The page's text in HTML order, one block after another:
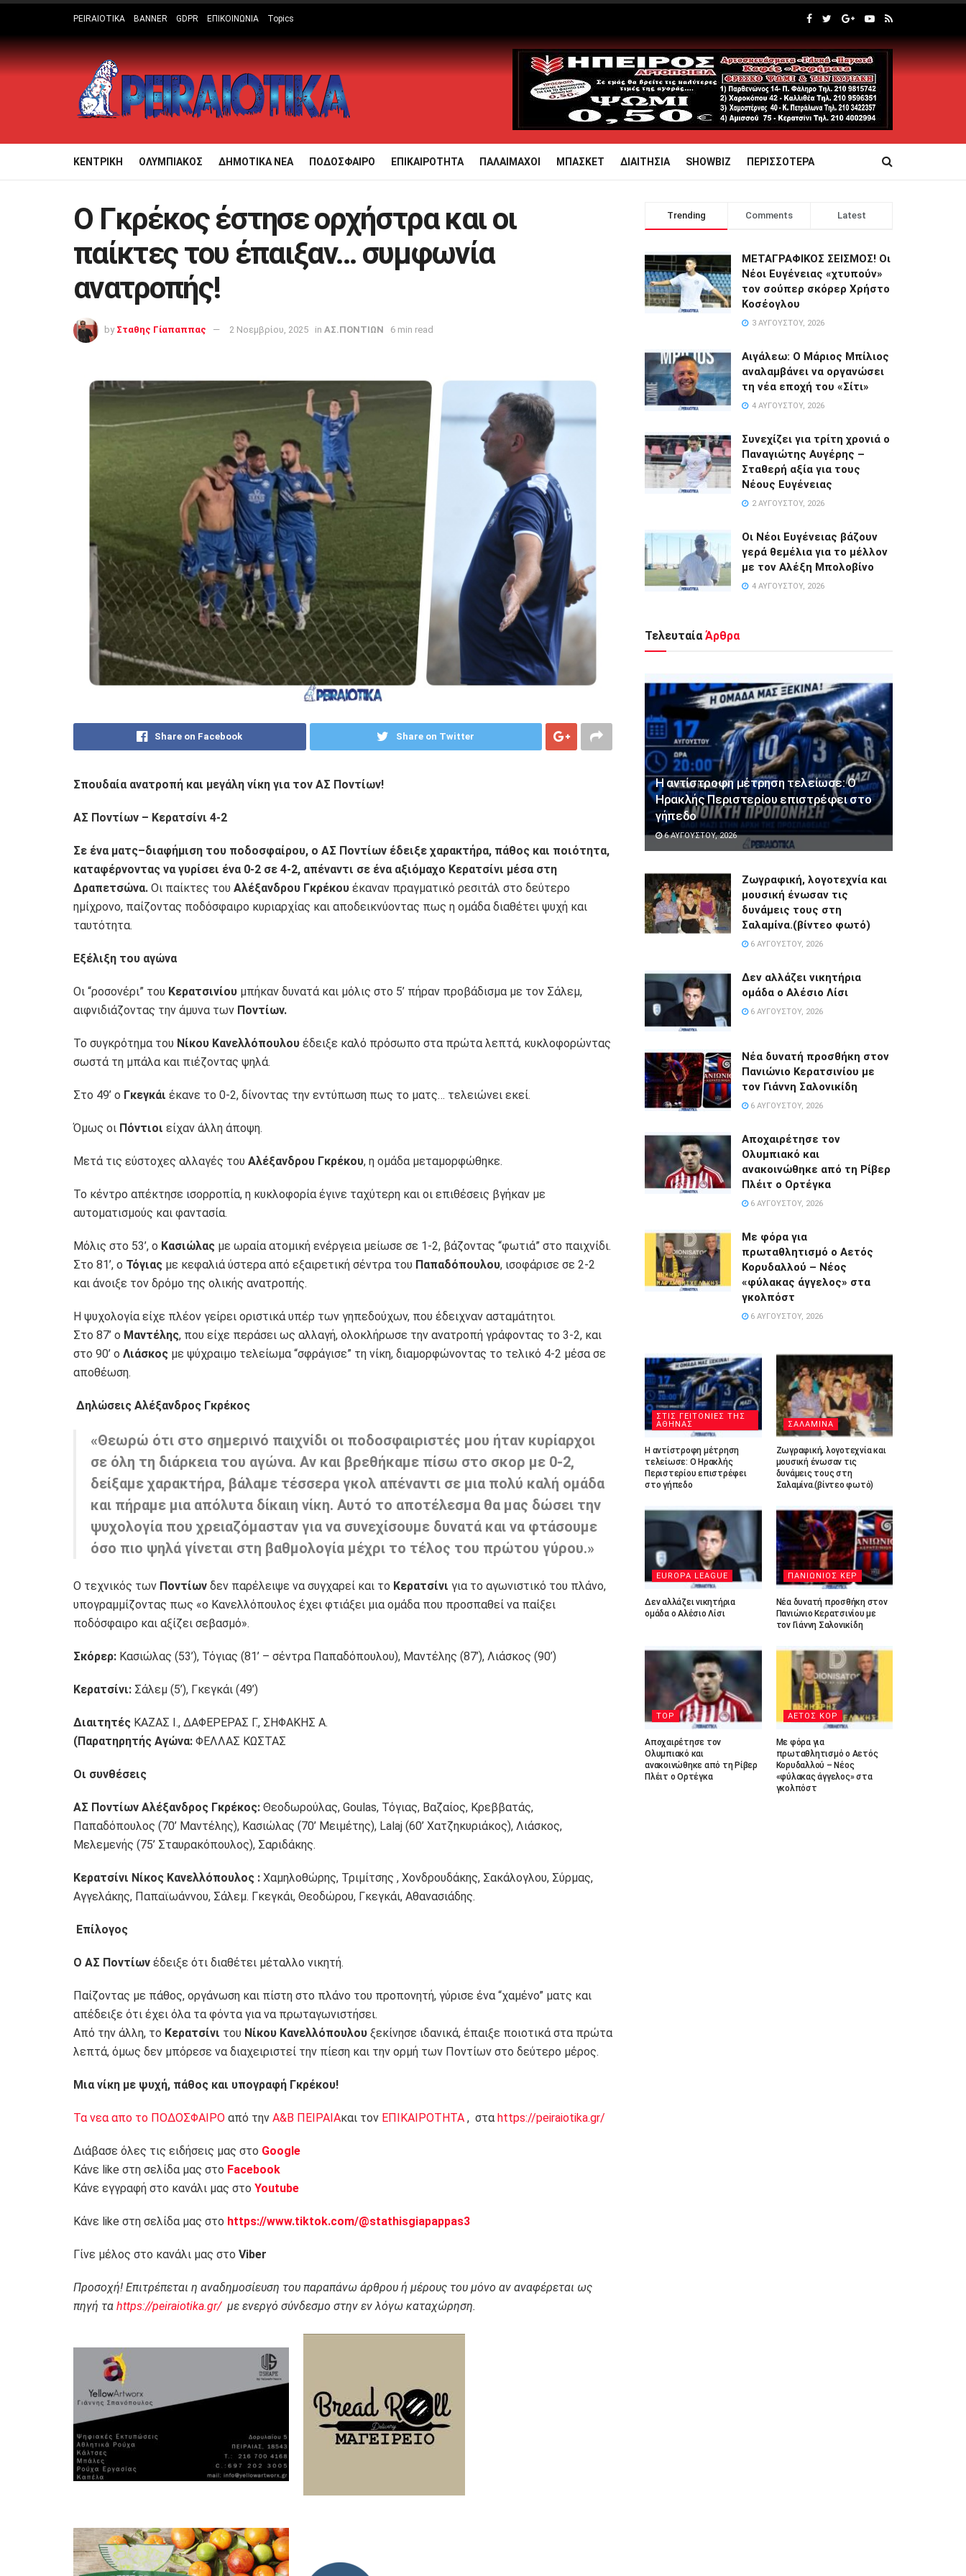
PEIRAIOTIKA BANNER GDPR ΕΠΙΚΟΙΝΩΝΙΑ Topics
ΚΕΝΤΡΙΚΗ ΟΛΥΜΠΙΑΚΟΣ ΔΗΜΟΤΙΚΑ ΝΕΑ ΠΟΔΟΣΦΑΙΡΟ ΕΠΙΚΑΙΡΟΤΗΤΑ ΠΑΛΑΙΜΑΧΟΙ ΜΠΑΣΚΕΤ ΔΙΑΙΤΗΣΙΑ SHOWBIZ ΠΕΡΙΣΣΟΤΕΡΑ
Ο Γκρέκος έστησε ορχήστρα και οι
παίκτες του έπαιξαν… συμφωνία
ανατροπής!
by Σταθης Γίαπαππας 2 Νοεμβρίου, 2025 in ΑΣ.ΠΟΝΤΙΩΝ 6 min read
Share on Facebook Share on Twitter
Σπουδαία ανατροπή και μεγάλη νίκη για τον ΑΣ Ποντίων!
ΑΣ Ποντίων – Κερατσίνι 4-2
Σε ένα ματς–διαφήμιση του ποδοσφαίρου, ο ΑΣ Ποντίων έδειξε χαρακτήρα, πάθος και ποιότητα,
καταφέρνοντας να γυρίσει ένα 0-2 σε 4-2, απέναντι σε ένα αξιόμαχο Κερατσίνι μέσα στη
Δραπετσώνα. Οι παίκτες του Αλέξανδρου Γκρέκου έκαναν πραγματικό ρεσιτάλ στο δεύτερο
ημίχρονο, παίζοντας ποδόσφαιρο κυριαρχίας και αποδεικνύοντας πως η ομάδα διαθέτει ψυχή και
ταυτότητα.
Εξέλιξη του αγώνα
Οι “ροσονέρι” του Κερατσινίου μπήκαν δυνατά και μόλις στο 5’ πήραν προβάδισμα με τον Σάλεμ,
αιφνιδιάζοντας την άμυνα των Ποντίων.
Το συγκρότημα του Νίκου Κανελλόπουλου έδειξε καλό πρόσωπο στα πρώτα λεπτά, κυκλοφορώντας
σωστά τη μπάλα και πιέζοντας ψηλά.
Στο 49’ ο Γκεγκάι έκανε το 0-2, δίνοντας την εντύπωση πως το ματς… τελειώνει εκεί.
Όμως οι Πόντιοι είχαν άλλη άποψη.
Μετά τις εύστοχες αλλαγές του Αλέξανδρου Γκρέκου, η ομάδα μεταμορφώθηκε.
Το κέντρο απέκτησε ισορροπία, η κυκλοφορία έγινε ταχύτερη και οι επιθέσεις βγήκαν με
αυτοματισμούς και φαντασία.
Μόλις στο 53’, ο Κασιώλας με ωραία ατομική ενέργεια μείωσε σε 1-2, βάζοντας “φωτιά” στο παιχνίδι.
Στο 81’, ο Τόγιας με κεφαλιά ύστερα από εξαιρετική σέντρα του Παπαδόπουλου, ισοφάρισε σε 2-2
και άνοιξε τον δρόμο της ολικής ανατροπής.
Η ψυχολογία είχε πλέον γείρει οριστικά υπέρ των γηπεδούχων, που έδειχναν ασταμάτητοι.
Στο 87’ ο Μαντέλης, που είχε περάσει ως αλλαγή, ολοκλήρωσε την ανατροπή γράφοντας το 3-2, και
στο 90’ ο Λιάσκος με ψύχραιμο τελείωμα “σφράγισε” τη νίκη, διαμορφώνοντας το τελικό 4-2 μέσα σε
αποθέωση.
Δηλώσεις Αλέξανδρος Γκρέκος
«Θεωρώ ότι στο σημερινό παιχνίδι οι ποδοσφαιριστές μου ήταν κυρίαρχοι
σε όλη τη διάρκεια του αγώνα. Αν και βρεθήκαμε πίσω στο σκορ με 0-2,
δείξαμε χαρακτήρα, βάλαμε τέσσερα γκολ απέναντι σε μια πολύ καλή ομάδα
και πήραμε μια απόλυτα δίκαιη νίκη. Αυτό το αποτέλεσμα θα μας δώσει την
ψυχολογία που χρειαζόμασταν για να συνεχίσουμε δυνατά και να φτάσουμε
όσο πιο ψηλά γίνεται στη βαθμολογία μέχρι το τέλος του πρώτου γύρου.»
Ο τεχνικός των Ποντίων δεν παρέλειψε να συγχαρεί και το Κερατσίνι για το αγωνιστικό του πλάνο,
υπογραμμίζοντας πως «ο Κανελλόπουλος έχει φτιάξει μια ομάδα που προσπαθεί να παίξει
ποδόσφαιρο και αξίζει σεβασμό».
Σκόρερ: Κασιώλας (53’), Τόγιας (81’ – σέντρα Παπαδόπουλου), Μαντέλης (87’), Λιάσκος (90’)
Κερατσίνι: Σάλεμ (5’), Γκεγκάι (49’)
Διαιτητές ΚΑΖΑΣ Ι., ΔΑΦΕΡΕΡΑΣ Γ., ΣΗΦΑΚΗΣ Α.
(Παρατηρητής Αγώνα: ΦΕΛΛΑΣ ΚΩΣΤΑΣ
Οι συνθέσεις
ΑΣ Ποντίων Αλέξανδρος Γκρέκος: Θεοδωρούλας, Goulas, Τόγιας, Βαζαίος, Κρεββατάς,
Παπαδόπουλος (70’ Μαντέλης), Κασιώλας (70’ Μειμέτης), Lalaj (60’ Χατζηκυριάκος), Λιάσκος,
Μελεμενής (75’ Σταυρακόπουλος), Σαριδάκης.
Κερατσίνι Νίκος Κανελλόπουλος : Χαμηλοθώρης, Τριμίτσης , Χονδρουδάκης, Σακάλογλου, Σύρμας,
Αγγελάκης, Παπαϊωάννου, Σάλεμ. Γκεγκάι, Θεοδώρου, Γκεγκάι, Αθανασιάδης.
Επίλογος
Ο ΑΣ Ποντίων έδειξε ότι διαθέτει μέταλλο νικητή.
Παίζοντας με πάθος, οργάνωση και πίστη στο πλάνο του προπονητή, γύρισε ένα “χαμένο” ματς και
απέδειξε ότι έχει όλα τα φόντα για να πρωταγωνιστήσει.
Από την άλλη, το Κερατσίνι του Νίκου Κανελλόπουλου ξεκίνησε ιδανικά, έπαιξε ποιοτικά στα πρώτα
λεπτά, όμως δεν μπόρεσε να διαχειριστεί την πίεση και την ορμή των Ποντίων στο δεύτερο μέρος.
Μια νίκη με ψυχή, πάθος και υπογραφή Γκρέκου!
Τα νεα απο το ΠΟΔΟΣΦΑΙΡΟ από την Α&Β ΠΕΙΡΑΙΑκαι τον ΕΠΙΚΑΙΡΟΤΗΤΑ , στα https://peiraiotika.gr/
Διάβασε όλες τις ειδήσεις μας στο Google
Κάνε like στη σελίδα μας στο Facebook
Κάνε εγγραφή στο κανάλι μας στο Youtube
Κάνε like στη σελίδα μας στο https://www.tiktok.com/@stathisgiapappas3
Γίνε μέλος στο κανάλι μας στο Viber
Προσοχή! Επιτρέπεται η αναδημοσίευση του παραπάνω άρθρου ή μέρους του μόνο αν αναφέρεται ως
πηγή τα https://peiraiotika.gr/με ενεργό σύνδεσμο στην εν λόγω καταχώρηση.
Trending Comments Latest
ΜΕΤΑΓΡΑΦΙΚΟΣ ΣΕΙΣΜΟΣ! Οι
Νέοι Ευγένειας «χτυπούν»
τον σούπερ σκόρερ Χρήστο
Κοσέογλου
3 ΑΥΓΟΎΣΤΟΥ, 2026
Αιγάλεω: Ο Μάριος Μπίλιος
αναλαμβάνει να οργανώσει
τη νέα εποχή του «Σίτι»
4 ΑΥΓΟΎΣΤΟΥ, 2026
Συνεχίζει για τρίτη χρονιά ο
Παναγιώτης Αυγέρης –
Σταθερή αξία για τους
Νέους Ευγένειας
2 ΑΥΓΟΎΣΤΟΥ, 2026
Οι Νέοι Ευγένειας βάζουν
γερά θεμέλια για το μέλλον
με τον Αλέξη Μπολοβίνο
4 ΑΥΓΟΎΣΤΟΥ, 2026
Τελευταία Άρθρα
Η αντίστροφη μέτρηση τελείωσε: Ο
Ηρακλής Περιστερίου επιστρέφει στο
γήπεδο
6 ΑΥΓΟΎΣΤΟΥ, 2026
Ζωγραφική, λογοτεχνία και
μουσική ένωσαν τις
δυνάμεις τους στη
Σαλαμίνα.(βίντεο φωτό)
6 ΑΥΓΟΎΣΤΟΥ, 2026
Δεν αλλάζει νικητήρια
ομάδα ο Αλέσιο Λίσι
6 ΑΥΓΟΎΣΤΟΥ, 2026
Νέα δυνατή προσθήκη στον
Πανιώνιο Κερατσινίου με
τον Γιάννη Σαλονικίδη
6 ΑΥΓΟΎΣΤΟΥ, 2026
Αποχαιρέτησε τον
Ολυμπιακό και
ανακοινώθηκε από τη Ρίβερ
Πλέιτ ο Ορτέγκα
6 ΑΥΓΟΎΣΤΟΥ, 2026
Με φόρα για
πρωταθλητισμό ο Αετός
Κορυδαλλού – Νέος
«φύλακας άγγελος» στα
γκολπόστ
6 ΑΥΓΟΎΣΤΟΥ, 2026
ΣΤΙΣ ΓΕΙΤΟΝΙΕΣ ΤΗΣ
ΑΘΗΝΑΣ
Η αντίστροφη μέτρηση
τελείωσε: Ο Ηρακλής
Περιστερίου επιστρέφει
στο γήπεδο
ΣΑΛΑΜΙΝΑ
Ζωγραφική, λογοτεχνία και
μουσική ένωσαν τις
δυνάμεις τους στη
Σαλαμίνα.(βίντεο φωτό)
EUROPA LEAGUE
Δεν αλλάζει νικητήρια
ομάδα ο Αλέσιο Λίσι
ΠΑΝΙΩΝΙΟΣ ΚΕΡ
Νέα δυνατή προσθήκη στον
Πανιώνιο Κερατσινίου με
τον Γιάννη Σαλονικίδη
TOP
Αποχαιρέτησε τον
Ολυμπιακό και
ανακοινώθηκε από τη Ρίβερ
Πλέιτ ο Ορτέγκα
ΑΕΤΟΣ ΚΟΡ
Με φόρα για
πρωταθλητισμό ο Αετός
Κορυδαλλού – Νέος
«φύλακας άγγελος» στα
γκολπόστ